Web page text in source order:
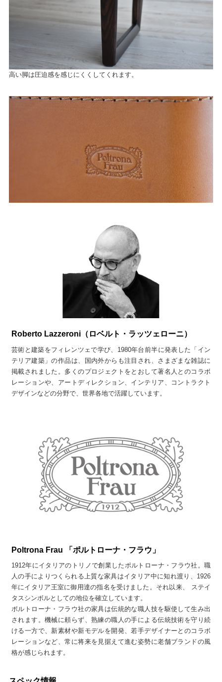
高い脚は圧迫感を感じにくくしてくれます。
Roberto Lazzeroni（ロベルト・ラッツェローニ）
芸術と建築をフィレンツェで学び、1980年台前半に発表した「イン
テリア建築」の作品は、国内外からも注目され、さまざまな雑誌に
掲載されました。多くのプロジェクトをとおして著名人とのコラボ
レーションや、アートディレクション、インテリア、コントラクト
デザインなどの分野で、世界各地で活躍しています。
Poltrona Frau 「ポルトローナ・フラウ」
1912年にイタリアのトリノで創業したポルトローナ・フラウ社。職
人の手によりつくられる上質な家具はイタリア中に知れ渡り、1926
年にイタリア王室に御用達の指名を受けました。それ以来、 ステイ
タスシンボルとしての地位を確立しています。
ポルトローナ・フラウ社の家具は伝統的な職人技を駆使して生み出
されます。機械に頼らず、熟練の職人の手による伝統技術を守り続
ける一方で、新素材や新モデルを開発、若手デザイナーとのコラボ
レーションなど、常に将来を見据えて進む姿勢に老舗ブランドの風
格が感じられます。